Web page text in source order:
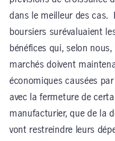
dans le meilleur des cas.
boursiers surévaluaient
bénéfices qui, selon
marchés doivent
économiques causées
avec la fermeture de
manufacturier, que de la
vont restreindre leurs